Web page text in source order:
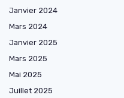
Janvier 2024
Mars 2024
Janvier 2025
Mars 2025
Mai 2025
Juillet 2025